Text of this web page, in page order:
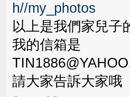
h//my_photos
以上是我們家兒子
我的信箱是
請大家告訴大家哦